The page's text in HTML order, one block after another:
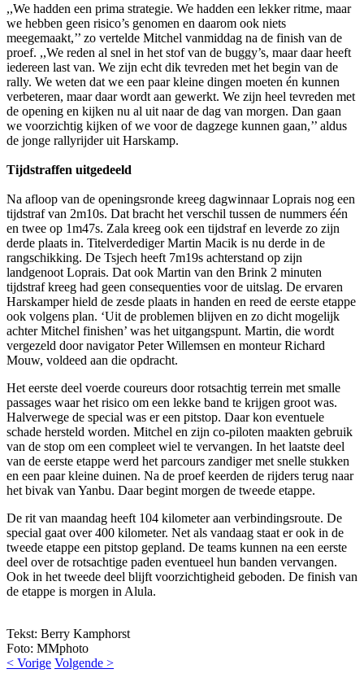
,,We hadden een prima strategie. We hadden een lekker ritme, maar
we hebben geen risico’s genomen en daarom ook niets
meegemaakt,’’ zo vertelde Mitchel vanmiddag na de finish van de
proef. ,,We reden al snel in het stof van de buggy’s, maar daar heeft
iedereen last van. We zijn echt dik tevreden met het begin van de
rally. We weten dat we een paar kleine dingen moeten én kunnen
verbeteren, maar daar wordt aan gewerkt. We zijn heel tevreden met
de opening en kijken nu al uit naar de dag van morgen. Dan gaan
we voorzichtig kijken of we voor de dagzege kunnen gaan,’’ aldus
de jonge rallyrijder uit Harskamp.
Tijdstraffen uitgedeeld
Na afloop van de openingsronde kreeg dagwinnaar Loprais nog een
tijdstraf van 2m10s. Dat bracht het verschil tussen de nummers één
en twee op 1m47s. Zala kreeg ook een tijdstraf en leverde zo zijn
derde plaats in. Titelverdediger Martin Macik is nu derde in de
rangschikking. De Tsjech heeft 7m19s achterstand op zijn
landgenoot Loprais. Dat ook Martin van den Brink 2 minuten
tijdstraf kreeg had geen consequenties voor de uitslag. De ervaren
Harskamper hield de zesde plaats in handen en reed de eerste etappe
ook volgens plan. ‘Uit de problemen blijven en zo dicht mogelijk
achter Mitchel finishen’ was het uitgangspunt. Martin, die wordt
vergezeld door navigator Peter Willemsen en monteur Richard
Mouw, voldeed aan die opdracht.
Het eerste deel voerde coureurs door rotsachtig terrein met smalle
passages waar het risico om een lekke band te krijgen groot was.
Halverwege de special was er een pitstop. Daar kon eventuele
schade hersteld worden. Mitchel en zijn co-piloten maakten gebruik
van de stop om een compleet wiel te vervangen. In het laatste deel
van de eerste etappe werd het parcours zandiger met snelle stukken
en een paar kleine duinen. Na de proef keerden de rijders terug naar
het bivak van Yanbu. Daar begint morgen de tweede etappe.
De rit van maandag heeft 104 kilometer aan verbindingsroute. De
special gaat over 400 kilometer. Net als vandaag staat er ook in de
tweede etappe een pitstop gepland. De teams kunnen na een eerste
deel over de rotsachtige paden eventueel hun banden vervangen.
Ook in het tweede deel blijft voorzichtigheid geboden. De finish van
de etappe is morgen in Alula.
Tekst: Berry Kamphorst
Foto: MMphoto
< Vorige Volgende >